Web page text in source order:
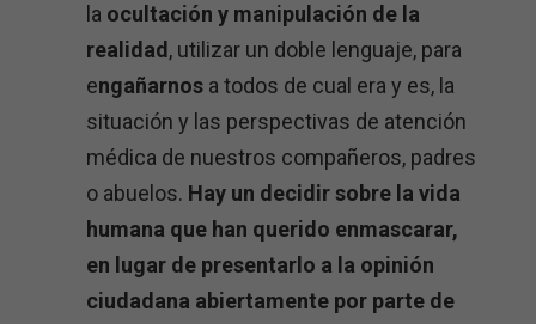
la ocultación y manipulación de la
realidad , utilizar un doble lenguaje, para
engañarnos a todos de cual era y es, la
situación y las perspectivas de atención
médica de nuestros compañeros, padres
o abuelos. Hay un decidir sobre la vida
humana que han querido enmascarar,
en lugar de presentarlo a la opinión
ciudadana abiertamente por parte de